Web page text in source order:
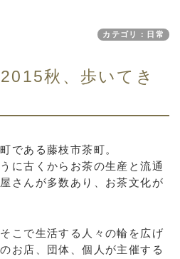
カテゴリ：日常
秋、歩いてき
である藤枝市茶町。
に古くからお茶の生産と流通
さんが多数あり、お茶文化が
こで生活する人々の輪を広げ
お店、団体、個人が主催する